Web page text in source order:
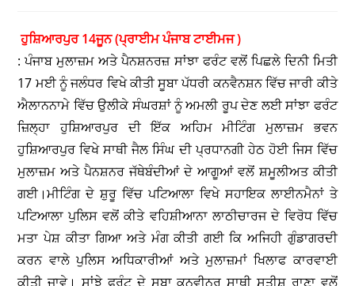
ਹੁਸ਼ਿਆਰਪੁਰ 14ਜੂਨ (ਪ੍ਰਾਈਮ ਪੰਜਾਬ ਟਾਈਮਜ )
: ਪੰਜਾਬ ਮੁਲਾਜ਼ਮ ਅਤੇ ਪੈਨਸ਼ਨਰਜ਼ ਸਾਂਝਾ ਫਰੰਟ ਵਲੋਂ ਪਿਛਲੇ ਦਿਨੀ ਮਿਤੀ
17 ਮਈ ਨੂੰ ਜਲੰਧਰ ਵਿਖੇ ਕੀਤੀ ਸੂਬਾ ਪੱਧਰੀ ਕਨਵੈਨਸ਼ਨ ਵਿੱਚ ਜਾਰੀ ਕੀਤੇ
ਐਲਾਨਨਾਮੇ ਵਿੱਚ ਉਲੀਕੇ ਸੰਘਰਸ਼ਾਂ ਨੂੰ ਅਮਲੀ ਰੂਪ ਦੇਣ ਲਈ ਸਾਂਝਾ ਫਰੰਟ
ਜ਼ਿਲ੍ਹਾ ਹੁਸ਼ਿਆਰਪੁਰ ਦੀ ਇੱਕ ਅਹਿਮ ਮੀਟਿੰਗ ਮੁਲਾਜ਼ਮ ਭਵਨ
ਹੁਸ਼ਿਆਰਪੁਰ ਵਿਖੇ ਸਾਥੀ ਜੈਲ ਸਿੰਘ ਦੀ ਪ੍ਰਧਾਨਗੀ ਹੇਠ ਹੋਈ ਜਿਸ ਵਿੱਚ
ਮੁਲਾਜ਼ਮ ਅਤੇ ਪੈਨਸ਼ਨਰ ਜੱਥੇਬੰਦੀਆਂ ਦੇ ਆਗੂਆਂ ਵਲੋਂ ਸ਼ਮੂਲੀਅਤ ਕੀਤੀ
ਗਈ।ਮੀਟਿੰਗ ਦੇ ਸ਼ੁਰੂ ਵਿੱਚ ਪਟਿਆਲਾ ਵਿਖੇ ਸਹਾਇਕ ਲਾਈਨਮੈਨਾਂ ਤੇ
ਪਟਿਆਲਾ ਪੁਲਿਸ ਵਲੋਂ ਕੀਤੇ ਵਹਿਸ਼ੀਆਨਾ ਲਾਠੀਚਾਰਜ ਦੇ ਵਿਰੋਧ ਵਿੱਚ
ਮਤਾ ਪੇਸ਼ ਕੀਤਾ ਗਿਆ ਅਤੇ ਮੰਗ ਕੀਤੀ ਗਈ ਕਿ ਅਜਿਹੀ ਗੁੰਡਾਗਰਦੀ
ਕਰਨ ਵਾਲੇ ਪੁਲਿਸ ਅਧਿਕਾਰੀਆਂ ਅਤੇ ਮੁਲਾਜ਼ਮਾਂ ਖਿਲਾਫ ਕਾਰਵਾਈ
ਕੀਤੀ ਜਾਵੇ। ਸਾਂਝੇ ਫਰੰਟ ਦੇ ਸੂਬਾ ਕਨਵੀਨਰ ਸਾਥੀ ਸਤੀਸ਼ ਰਾਣਾ ਵਲੋਂ